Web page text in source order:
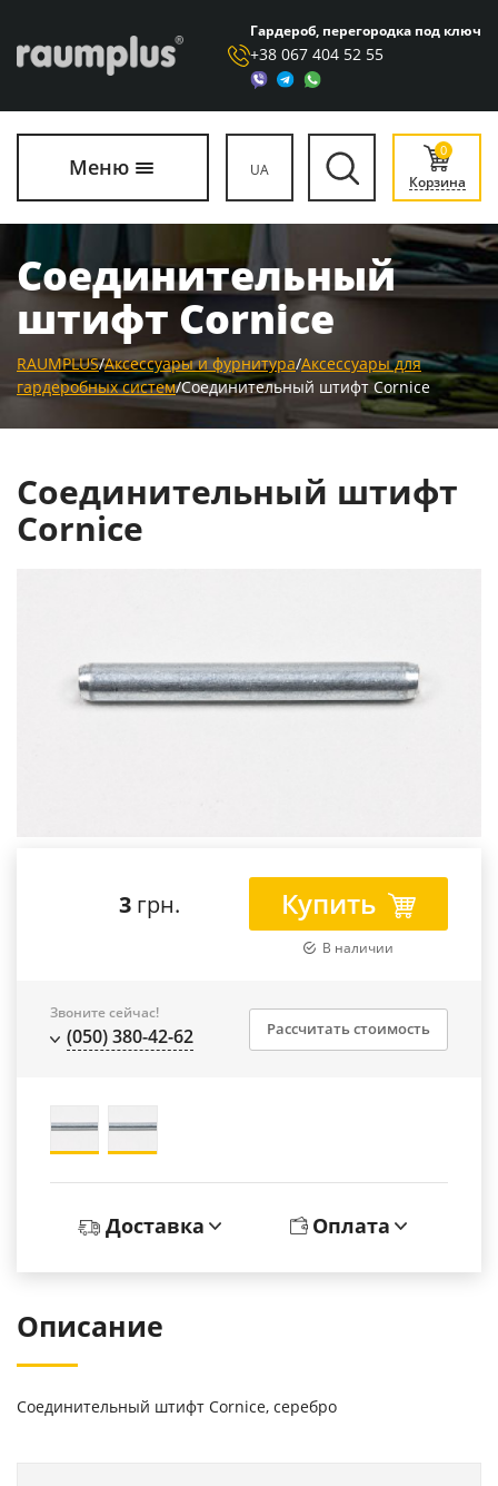
Гардероб, перегородка под ключ
+38 067 404 52 55
Меню UA
0
Корзина
Соединительный
штифт Cornice
RAUMPLUS/Аксессуары и фурнитура/Аксессуары для
гардеробных систем/Соединительный штифт Cornice
Соединительный штифт
Cornice
3 грн. Купить
В наличии
Звоните сейчас!
(050) 380-42-62 Рассчитать стоимость
Доставка Оплата
Описание
Соединительный штифт Cornice, серебро